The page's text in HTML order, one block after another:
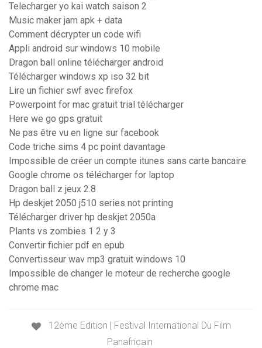
Telecharger yo kai watch saison 2
Music maker jam apk + data
Comment décrypter un code wifi
Appli android sur windows 10 mobile
Dragon ball online télécharger android
Télécharger windows xp iso 32 bit
Lire un fichier swf avec firefox
Powerpoint for mac gratuit trial télécharger
Here we go gps gratuit
Ne pas être vu en ligne sur facebook
Code triche sims 4 pc point davantage
Impossible de créer un compte itunes sans carte bancaire
Google chrome os télécharger for laptop
Dragon ball z jeux 2.8
Hp deskjet 2050 j510 series not printing
Télécharger driver hp deskjet 2050a
Plants vs zombies 1 2 y 3
Convertir fichier pdf en epub
Convertisseur wav mp3 gratuit windows 10
Impossible de changer le moteur de recherche google
chrome mac
12ème Edition | Festival International Du Film
Panafricain